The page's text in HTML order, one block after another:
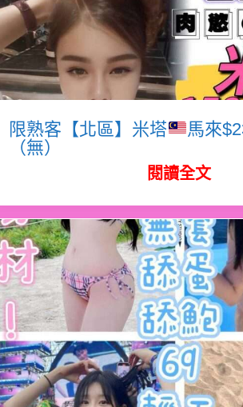
限熟客【北區】米塔
馬來
（無）
閱讀全文